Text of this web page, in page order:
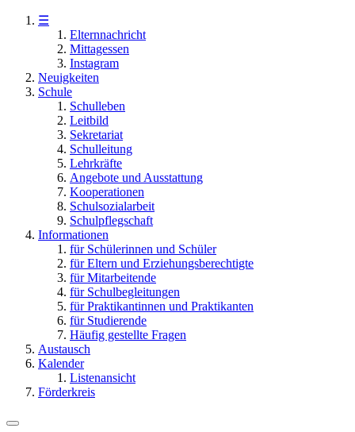
☰
Elternnachricht
Mittagessen
Instagram
Neuigkeiten
Schule
Schulleben
Leitbild
Sekretariat
Schulleitung
Lehrkräfte
Angebote und Ausstattung
Kooperationen
Schulsozialarbeit
Schulpflegschaft
Informationen
für Schülerinnen und Schüler
für Eltern und Erziehungsberechtigte
für Mitarbeitende
für Schulbegleitungen
für Praktikantinnen und Praktikanten
für Studierende
Häufig gestellte Fragen
Austausch
Kalender
Listenansicht
Förderkreis